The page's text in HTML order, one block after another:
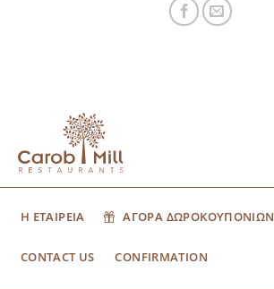
Η ΕΤΑΙΡΕΙΑ ΑΓΟΡΑ ΔΩΡΟΚΟΥΠΟΝΙΩΝ
CONTACT US CONFIRMATION